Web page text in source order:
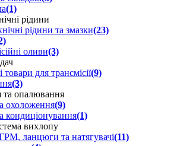
(1)
рідини
рідини та змазки(23)
оливи(3)
товари для трансмісії(9)
(3)
опалювання
охоложення(9)
кондиціонування(1)
вихлопу
ланцюги та натягувачі(11)